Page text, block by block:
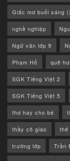
Giấc mơ buổi sáng
nghề nghiệp
Ngữ văn lớp 9
Phạm Hổ quê
SGK Tiếng Việt 2
SGK Tiếng Việt 5
thơ hay cho bé
thầy cô giáo
trường lớp Trần